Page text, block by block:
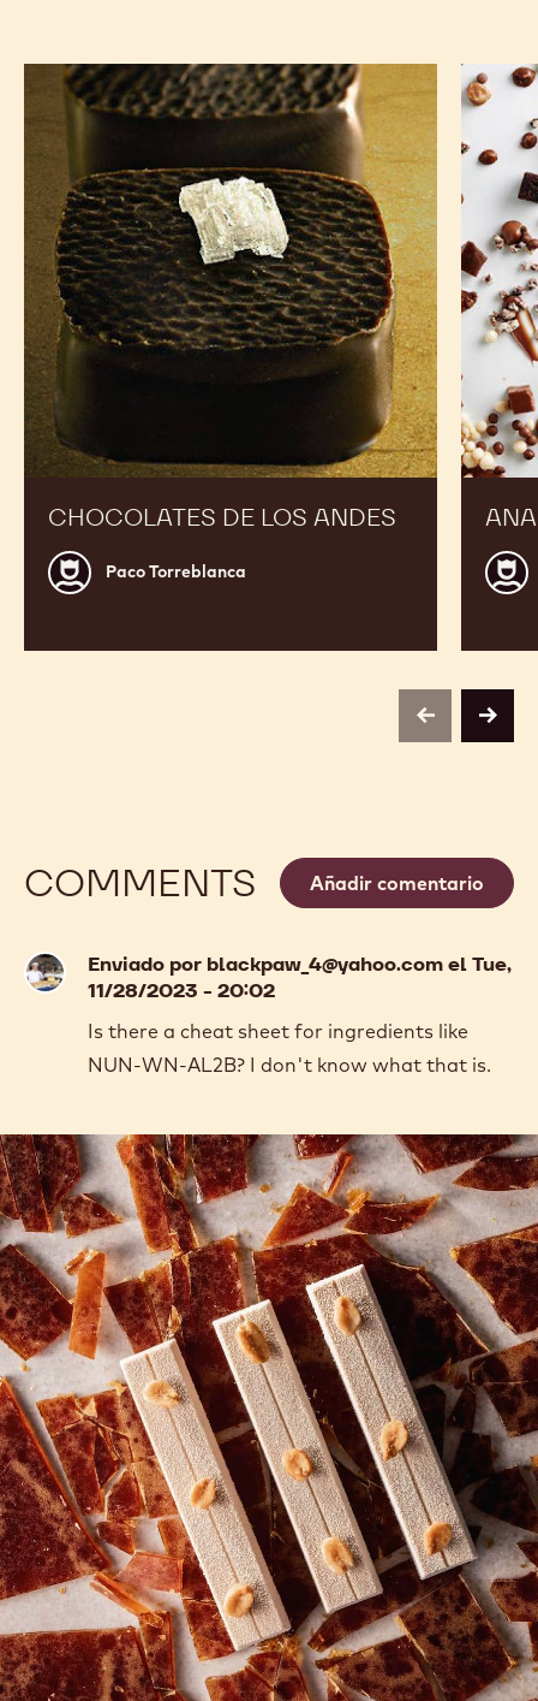
CHOCOLATES DE LOS ANDES
Paco
Torreblanca
Paco Torreblanca
Chocolates
Andes
Jordi
Roca
de
previousnext
COMMENTS Añadir comentario
Enviado por blackpaw_4@yahoo.comel Tue,
11/28/2023 - 20:02
Is there a cheat sheet for ingredients like
NUN-WN-AL2B? I don't know what that is.